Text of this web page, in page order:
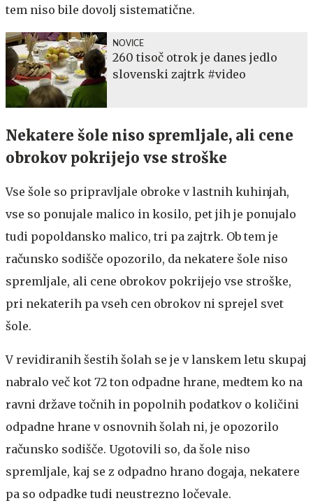
tem niso bile dovolj sistematične.
NOVICE
260 tisoč otrok je danes jedlo
slovenski zajtrk #video
Nekatere šole niso spremljale, ali cene
obrokov pokrijejo vse stroške
Vse šole so pripravljale obroke v lastnih kuhinjah,
vse so ponujale malico in kosilo, pet jih je ponujalo
tudi popoldansko malico, tri pa zajtrk. Ob tem je
računsko sodišče opozorilo, da nekatere šole niso
spremljale, ali cene obrokov pokrijejo vse stroške,
pri nekaterih pa vseh cen obrokov ni sprejel svet
šole.
V revidiranih šestih šolah se je v lanskem letu skupaj
nabralo več kot 72 ton odpadne hrane, medtem ko na
ravni države točnih in popolnih podatkov o količini
odpadne hrane v osnovnih šolah ni, je opozorilo
računsko sodišče. Ugotovili so, da šole niso
spremljale, kaj se z odpadno hrano dogaja, nekatere
pa so odpadke tudi neustrezno ločevale.